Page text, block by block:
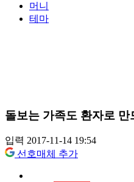
머니
테마
돌보는 가족도 환자로 만
입력 2017-11-14 19:54
선호매체 추가